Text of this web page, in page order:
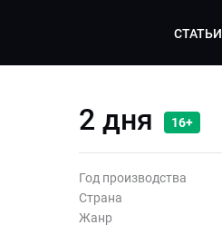
СТАТЬИ
2 дня 16+
Год производства
Страна
Жанр